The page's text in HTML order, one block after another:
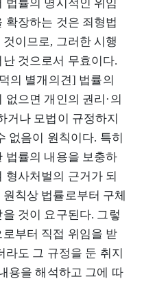
법률의 명시적인 위임
확장하는 것은 죄형법
이므로, 그러한 시행
것으로서 무효이다.
의 별개의견] 법률의
으면 개인의 권리·의
거나 모법이 규정하지
없음이 원칙이다. 특히
법률의 내용을 보충하
형사처벌의 근거가 되
칙상 법률로부터 구체
것이 요구된다. 그렇
부터 직접 위임을 받
라도 그 규정을 둔 취지
용을 해석하고 그에 따